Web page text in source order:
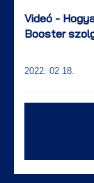
Videó -
Booster
2022. 02 18.